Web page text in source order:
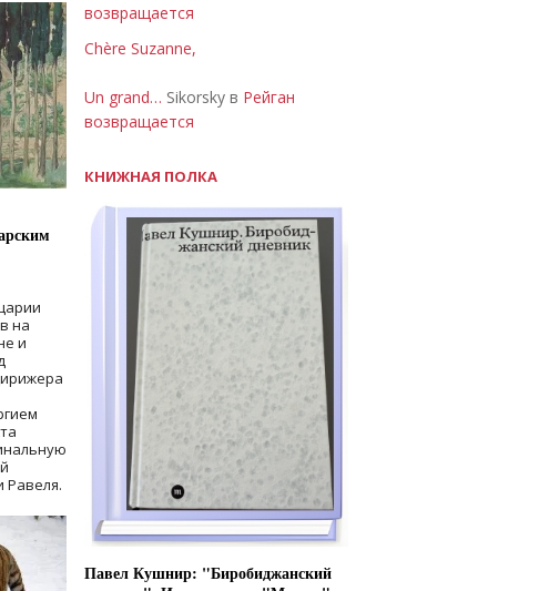
на
и
Равеля.
возвращается
Chère Suzanne,
Un grand… Sikorsky в Рейган
возвращается
КНИЖНАЯ ПОЛКА
Павел Кушнир: "Биробиджанский